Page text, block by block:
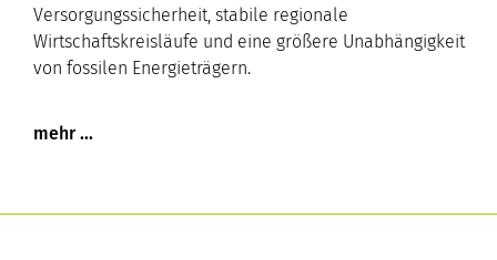
Versorgungssicherheit, stabile regionale
Wirtschaftskreisläufe und eine größere Unabhängigkeit
von fossilen Energieträgern.